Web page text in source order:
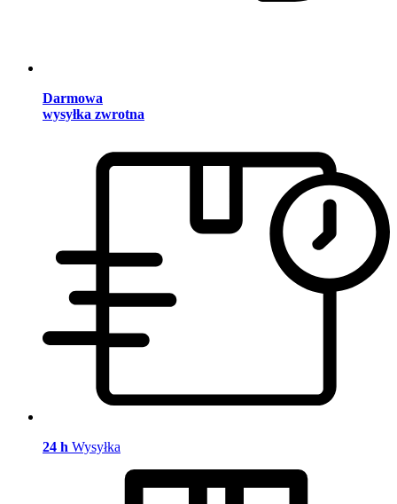
Darmowa
wysyłka zwrotna
24 h Wysyłka